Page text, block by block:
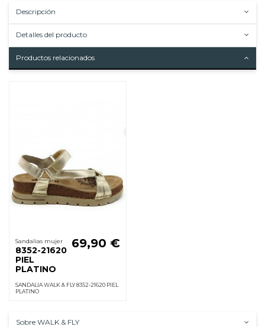
Descripción
Detalles del producto
Productos relacionados
Sandalias mujer
8352-21620
PIEL
PLATINO
69,90 €
SANDALIA WALK & FLY 8352-21620 PIEL
PLATINO
Sobre WALK & FLY